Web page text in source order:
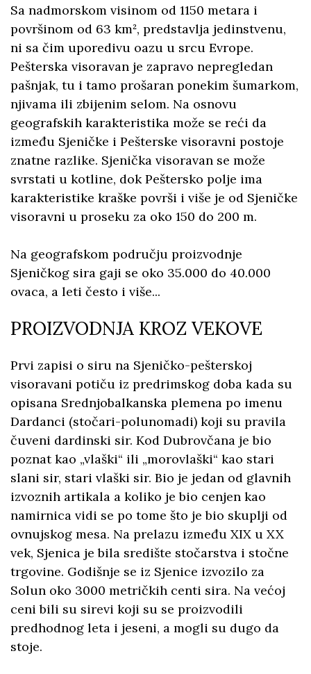
Sa nadmorskom visinom od 1150 metara i
površinom od 63 km², predstavlja jedinstvenu,
ni sa čim uporedivu oazu u srcu Evrope.
Pešterska visoravan je zapravo nepregledan
pašnjak, tu i tamo prošaran ponekim šumarkom,
njivama ili zbijenim selom. Na osnovu
geografskih karakteristika može se reći da
između Sjeničke i Pešterske visoravni postoje
znatne razlike. Sjenička visoravan se može
svrstati u kotline, dok Peštersko polje ima
karakteristike kraške površi i više je od Sjeničke
visoravni u proseku za oko 150 do 200 m.
Na geografskom području proizvodnje
Sjeničkog sira gaji se oko 35.000 do 40.000
ovaca, a leti često i više...
PROIZVODNJA KROZ VEKOVE
Prvi zapisi o siru na Sjeničko-pešterskoj
visoravani potiču iz predrimskog doba kada su
opisana Srednjobalkanska plemena po imenu
Dardanci (stočari-polunomadi) koji su pravila
čuveni dardinski sir. Kod Dubrovčana je bio
poznat kao „vlaški“ ili „morovlаški“ kao stаri
slаni sir, stаri vlаški sir. Bio je jedan od glavnih
izvoznih artikala a koliko je bio cenjen kao
namirnica vidi se po tome što je bio skuplji od
ovnujskog mesа. Na prelazu između XIX u XX
vek, Sjenica je bila središte stočаrstvа i stočne
trgovine. Godišnje se iz Sjenice izvozilo zа
Solun oko 3000 metričkih centi sirа. Nа većoj
ceni bili su sirevi koji su se proizvodili
predhodnog letа i jeseni, а mogli su dugo dа
stoje.